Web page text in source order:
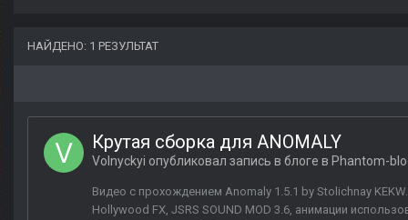
НАЙДЕНО: 1 РЕЗУЛЬТАТ
Крутая сборка для ANOMALY
Volnyckyi опубликовал запись в блоге в Phantom-
Видео с прохождением Anomaly 1.5.1 by Stolichnay
Hollywood FX, JSRS SOUND MOD 3.6, анимации